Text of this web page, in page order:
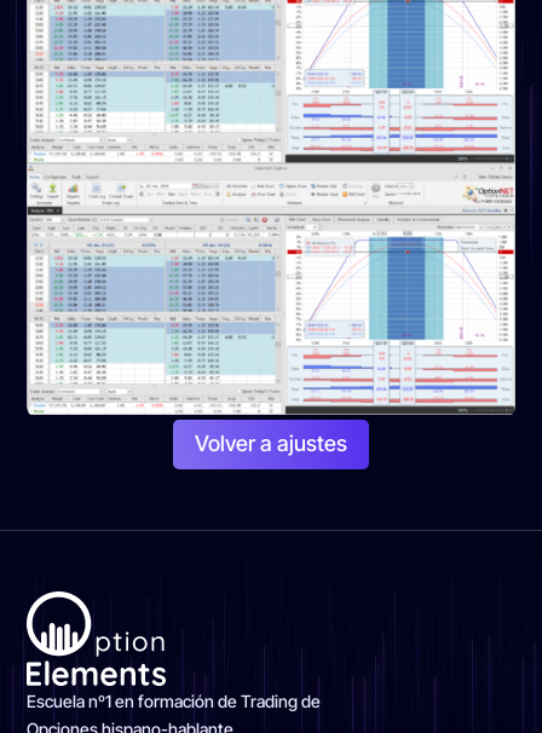
Volver a ajustes
Escuela nº1 en formación de Trading de
Opciones hispano-hablante.